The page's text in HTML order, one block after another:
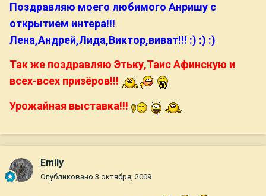
Поздравляю моего любимого Анришу с
открытием интера!!!
Лена,Андрей,Лида,Виктор,виват!!! :) :) :)
Так же поздравляю Этьку,Таис Афинскую и
всех-всех призёров!!!
Урожайная выставка!!!
Emily
Опубликовано 3 октября, 2009